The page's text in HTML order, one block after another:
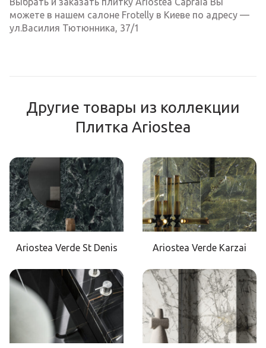
можете в нашем салоне Frotelly в Киеве по адресу —
ул.Василия Тютюнника, 37/1
Другие товары из коллекции
Плитка Ariostea
Ariostea Verde St Denis Ariostea Verde Karzai